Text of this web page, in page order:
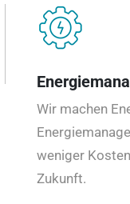
Wir machen
weniger
Zukunft.